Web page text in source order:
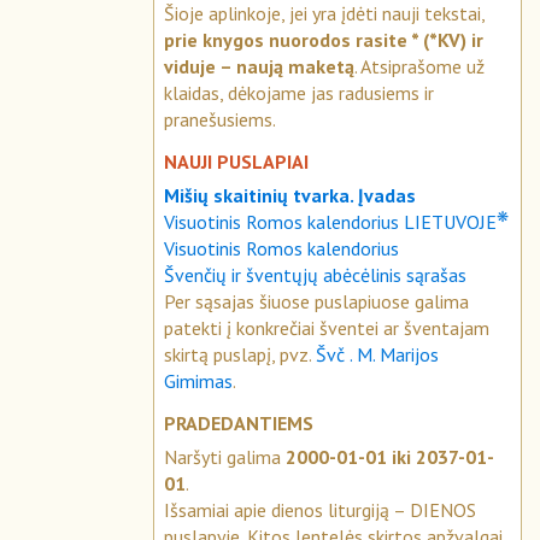
Šioje aplinkoje, jei yra įdėti nauji tekstai,
prie knygos nuorodos rasite * (*KV) ir
viduje – naują maketą. Atsiprašome už
klaidas, dėkojame jas radusiems ir
pranešusiems.
NAUJI PUSLAPIAI
Mišių skaitinių tvarka. Įvadas
Visuotinis Romos kalendorius LIETUVOJE❋
Visuotinis Romos kalendorius
Švenčių ir šventųjų abėcėlinis sąrašas
Per sąsajas šiuose puslapiuose galima
patekti į konkrečiai šventei ar šventajam
skirtą puslapį, pvz. Švč . M. Marijos
Gimimas.
PRADEDANTIEMS
Naršyti galima 2000-01-01 iki 2037-01-
01.
Išsamiai apie dienos liturgiją – DIENOS